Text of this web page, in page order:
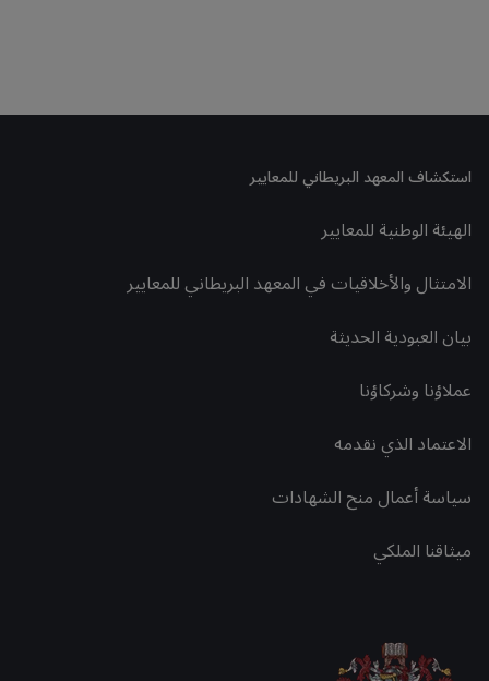
استكشاف المعهد البريطاني للمعايير
الهيئة الوطنية للمعايير
الامتثال والأخلاقيات في المعهد البريطاني للمعايير
بيان العبودية الحديثة
عملاؤنا وشركاؤنا
الاعتماد الذي نقدمه
سياسة أعمال منح الشهادات
ميثاقنا الملكي